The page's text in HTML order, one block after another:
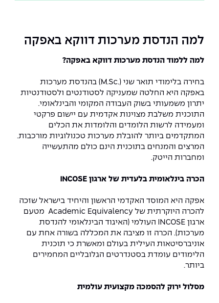
למה הנדסת מערכות דווקא באפקה
למה ללמוד הנדסת מערכות דווקא באפקה?
בחירה בלימודי תואר שני (.M.Sc) בהנדסת מערכות
באפקה היא החלטה שמעניקה לסטודנטים ולסטודנטיות
יתרון משמעותי בשוק העבודה המקומי והבינלאומי.
התוכנית משלבת מצוינות אקדמית עם יישום פרקטי
ומעמידה לרשות הלומדים והלומדות את הכלים
המתקדמים ביותר להובלת מערכות טכנולוגיות מורכבות.
המרצים והמנחים בתוכנית הינם כולם מהתעשייה
ומחברות הייטק.
הכרה בינלאומית בלעדית של ארגון INCOSE
אפקה היא המוסד האקדמי הראשון והיחיד בישראל שזכה
להכרה היוקרתית של Academic Equivalency מטעם
ארגון INCOSE העולמי (האיגוד הבינלאומי להנדסת
מערכות). הכרה זו מציבה את המכללה בשורה אחת עם
אוניברסיטאות העילית בעולם ומאשרת כי תוכנית
הלימודים עומדת בסטנדרטים הגלובליים המחמירים
ביותר.
מסלול ירוק להסמכה מקצועית עולמית